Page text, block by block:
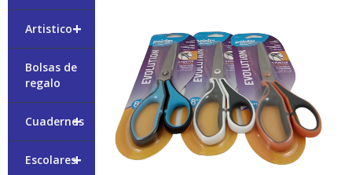
+
Artistico
Bolsas de
regalo
+
Cuadernos
+
Escolares